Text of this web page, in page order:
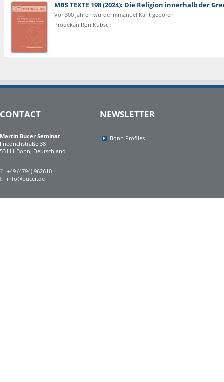
MBS TEXTE 198 (2024): Die Religion innerhalb der
Vor 300 Jahren wurde Immanuel Kant geboren
Prodekan Ron Kubsch
CONTACT
Martin Bucer Seminar
Friedrichstraße 38
53111 Bonn, Deutschland
T +49 (4794) 962610
E info@bucer.de
NEWSLETTER
Bonn Profiles